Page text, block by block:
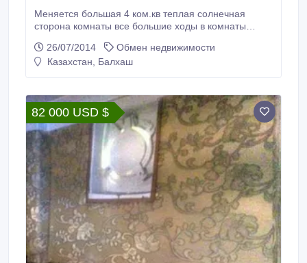
Меняется большая 4 ком.кв теплая солнечная
сторона комнаты все большие ходы в комнаты
доплатой 3300000тг.
26/07/2014
Обмен недвижимости
Казахстан, Балхаш
82 000 USD $